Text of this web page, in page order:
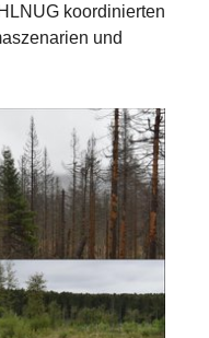
koordinierten
und